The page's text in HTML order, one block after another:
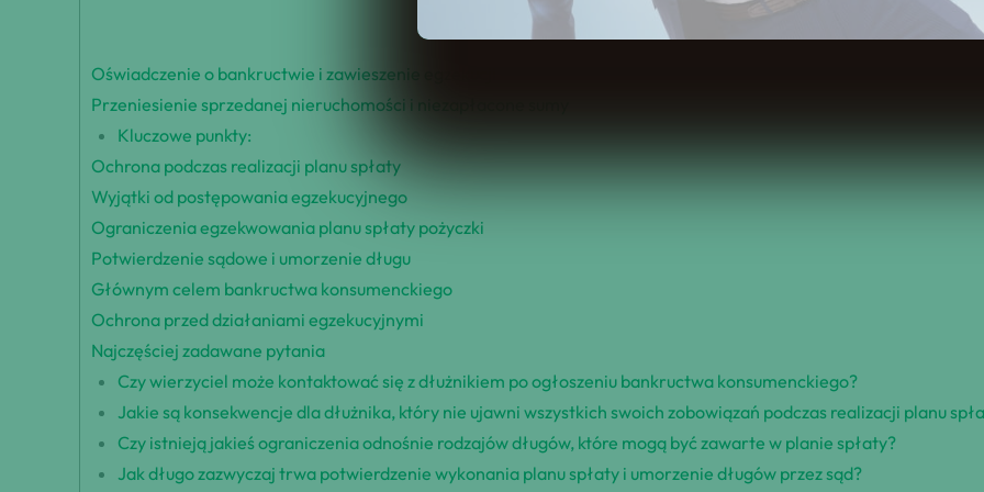
Spis Treści
Oświadczenie o bankructwie i zawieszenie egzekucji
Przeniesienie sprzedanej nieruchomości i niezapłacone sumy
Kluczowe punkty:
Ochrona podczas realizacji planu spłaty
Wyjątki od postępowania egzekucyjnego
Ograniczenia egzekwowania planu spłaty pożyczki
Potwierdzenie sądowe i umorzenie długu
Głównym celem bankructwa konsumenckiego
Ochrona przed działaniami egzekucyjnymi
Najczęściej zadawane pytania
Czy wierzyciel może kontaktować się z dłużnikiem po ogłoszeniu bankructwa konsumenckiego?
Jakie są konsekwencje dla dłużnika, który nie ujawni wszystkich swoich zobowiązań podczas realizacji planu
Czy istnieją jakieś ograniczenia odnośnie rodzajów długów, które mogą być zawarte w planie spłaty?
Jak długo zazwyczaj trwa potwierdzenie wykonania planu spłaty i umorzenie długów przez sąd?